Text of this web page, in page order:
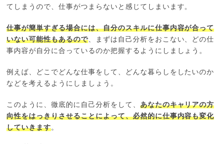
てしまうので、仕事がつまらないと感じてしまいます。
仕事が簡単すぎる場合には、自分のスキルに仕事内容が合って
いない可能性もあるので、まずは自己分析をおこない、どの仕
事内容が自分に合っているのか把握するようにしましょう。
例えば、どこでどんな仕事をして、どんな暮らしをしたいのか
などを考えるようにしましょう。
このように、徹底的に自己分析をして、 あなたのキャリアの方
向性をはっきりさせることによって、必然的に仕事内容も変化
していきます。